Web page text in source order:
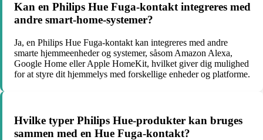
Kan en Philips Hue Fuga-kontakt integreres med
andre smart-home-systemer?
Ja, en Philips Hue Fuga-kontakt kan integreres med andre
smarte hjemmeenheder og systemer, såsom Amazon Alexa,
Google Home eller Apple HomeKit, hvilket giver dig mulighed
for at styre dit hjemmelys med forskellige enheder og platforme.
Hvilke typer Philips Hue-produkter kan bruges
sammen med en Hue Fuga-kontakt?